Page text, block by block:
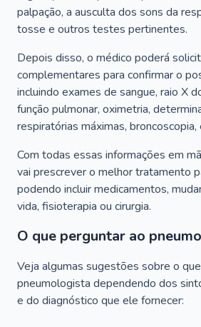
palpação, a ausculta dos sons da
tosse e outros testes pertinentes.
Depois disso, o médico poderá
complementares para confirmar o
incluindo exames de sangue, raio X
função pulmonar, oximetria,
respiratórias máximas,
Com todas essas informações em
vai prescrever o melhor tratamento
podendo incluir medicamentos,
vida, fisioterapia ou cirurgia.
O que perguntar ao
Veja algumas sugestões sobre o
pneumologista dependendo dos
e do diagnóstico que ele fornecer: